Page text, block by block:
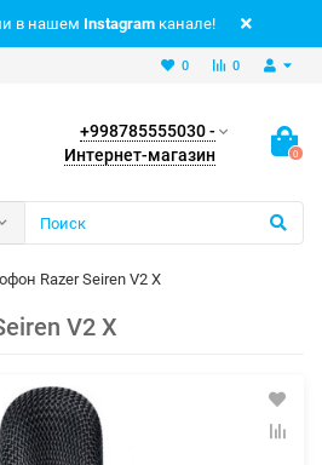
в нашем Instagram канале!
0
0
+998785555030 -
Интернет-магазин
0
Razer Seiren V2 X
V2 X